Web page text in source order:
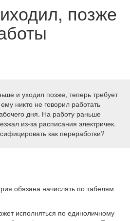
позже
и уходил позже, теперь требует
никто не говорил работать
дня. На работу раньше
из-за расписания электричек.
как переработки?
обязана начислять по табелям
исполняться по единоличному